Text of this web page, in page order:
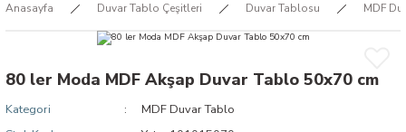
Anasayfa Duvar Tablo Çeşitleri Duvar Tablosu MDF
80 ler Moda MDF Akşap Duvar Tablo 50x70 cm
Kategori
MDF Duvar Tablo